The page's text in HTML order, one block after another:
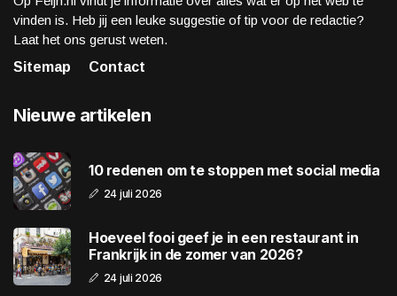
vinden is. Heb jij een leuke suggestie of tip voor de redactie?
Laat het ons gerust weten.
Sitemap
Contact
Nieuwe artikelen
10 redenen om te stoppen met social media
24 juli 2026
Hoeveel fooi geef je in een restaurant in
Frankrijk in de zomer van 2026?
24 juli 2026